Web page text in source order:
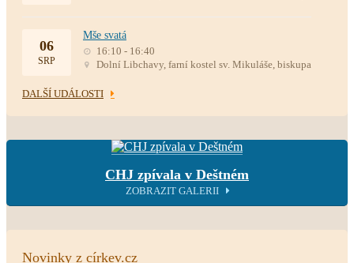
06
SRP
Mše svatá
16:10 - 16:40
Dolní Libchavy, farní kostel sv. Mikuláše, biskupa
DALŠÍ UDÁLOSTI
CHJ zpívala v Deštném
ZOBRAZIT GALERII
Novinky z církev.cz